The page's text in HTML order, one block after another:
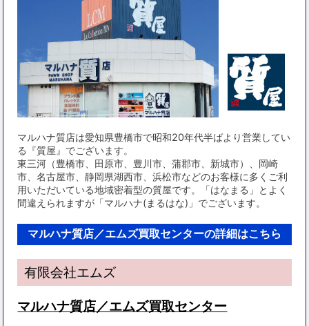
マルハナ質店は愛知県豊橋市で昭和20年代半ばより営業してい
る『質屋』でございます。
東三河（豊橋市、田原市、豊川市、蒲郡市、新城市）、岡崎
市、名古屋市、静岡県湖西市、浜松市などのお客様に多くご利
用いただいている地域密着型の質屋です。「はなまる」とよく
間違えられますが「マルハナ(まるはな)」でございます。
マルハナ質店／エムズ買取センターの詳細はこちら
有限会社エムズ
マルハナ質店／エムズ買取センター